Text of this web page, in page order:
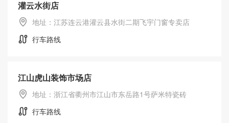
灌云水街店
地址：江苏连云港灌云县水街二期飞宇门窗专卖店
行车路线
江山虎山装饰市场店
地址：浙江省衢州市江山市东岳路1号萨米特瓷砖
行车路线